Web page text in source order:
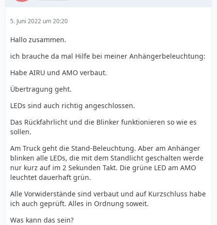
5. Juni 2022 um 20:20
Hallo zusammen.
ich brauche da mal Hilfe bei meiner Anhängerbeleuchtung:
Habe AIRU und AMO verbaut.
Übertragung geht.
LEDs sind auch richtig angeschlossen.
Das Rückfahrlicht und die Blinker funktionieren so wie es
sollen.
Am Truck geht die Stand-Beleuchtung. Aber am Anhänger
blinken alle LEDs, die mit dem Standlicht geschalten werde
nur kurz auf im 2 Sekunden Takt. Die grüne LED am AMO
leuchtet dauerhaft grün.
Alle Vorwiderstände sind verbaut und auf Kurzschluss habe
ich auch geprüft. Alles in Ordnung soweit.
Was kann das sein?